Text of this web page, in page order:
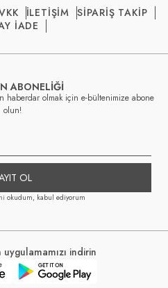
İLETİŞİM
SİPARİŞ TAKİP
İADE
ABONELİĞİ
haberdar olmak için e-bültenimize abone
olun!
OL
okudum, kabul ediyorum
uygulamamızı indirin